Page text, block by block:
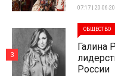
07:17 | 20-06-
ОБЩЕСТВО
Галина
России
3